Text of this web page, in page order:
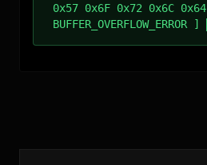
0x57 0x6F 0x72 0x6C
BUFFER_OVERFLOW_ERROR ]